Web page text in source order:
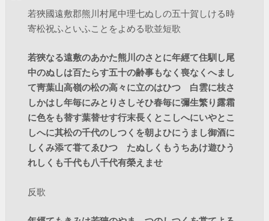
若狹國遠敷郡熊川村尾中理七ぬしの五十賀しける時
寄松祝ふといふことをよめる歌並短歌
若狹なる遠敷のあかた熊川のさとに年經て住馴し尾
中のぬしは百たらす五十の齢事もなく喪なくへまし
て靑葉山高嶺の松の高々に立のはひつゝ白雲に枝さ
しかはし年毎にみとりさしそひ春毎に彌生繁り露霜
に色をも替す葉替せす行末長くとこしへにいやとこ
しへに其松の千代のしつくを朝よひにうまし御酒に
しくみ添て甞てゑひつゝたぬしくもうちあけ遊ひう
れしくも千代も八千代有榮えませ
反歌